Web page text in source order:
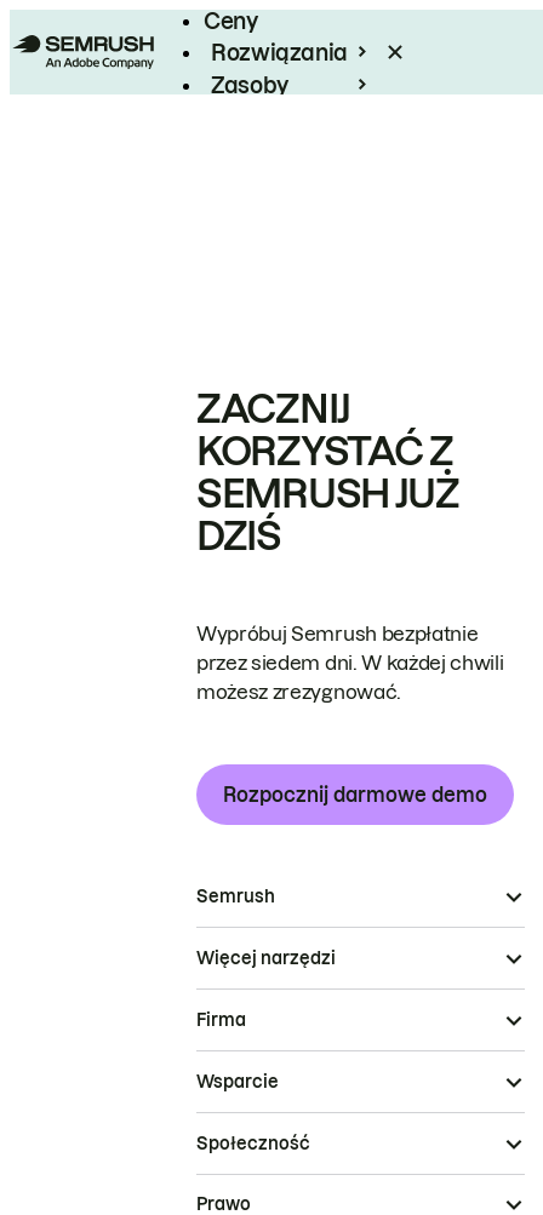
Ceny
Rozwiązania
Zasoby
ZACZNIJ
KORZYSTAĆ Z
SEMRUSH JUŻ
DZIŚ
Wypróbuj Semrush bezpłatnie
przez siedem dni. W każdej chwili
możesz zrezygnować.
Rozpocznij darmowe demo
Semrush
Więcej narzędzi
Firma
Wsparcie
Społeczność
Prawo